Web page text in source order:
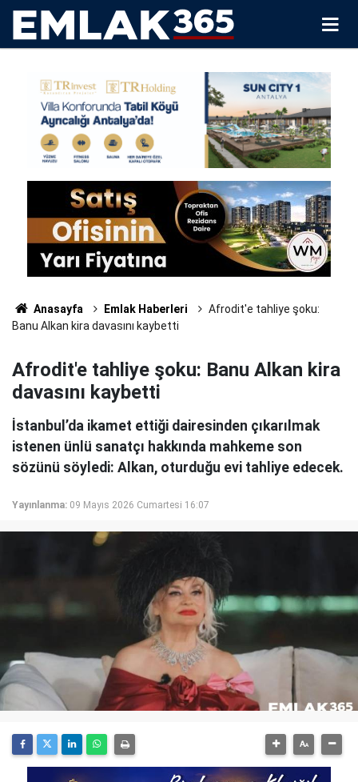
Anasayfa Emlak Haberleri
Afrodit'e tahliye şoku:
Banu Alkan kira davasını kaybetti
Afrodit'e tahliye şoku: Banu Alkan kira
davasını kaybetti
İstanbul’da ikamet ettiği dairesinden çıkarılmak
istenen ünlü sanatçı hakkında mahkeme son
sözünü söyledi: Alkan, oturduğu evi tahliye edecek.
Yayınlanma: 09 Mayıs 2026 Cumartesi 16:07